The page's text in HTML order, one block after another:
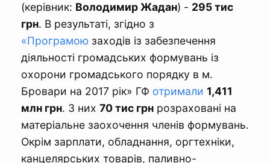
(керівник: Володимир Жадан) - 295 тис
грн. В результаті, згідно з
«Програмою заходів із забезпечення
діяльності громадських формувань із
охорони громадського порядку в м.
Бровари на 2017 рік» ГФ отримали 1,411
млн грн. З них 70 тис грн розраховані на
матеріальне заохочення членів формувань.
Окрім зарплати, обладнання, оргтехніки,
канцелярських товарів, паливно-